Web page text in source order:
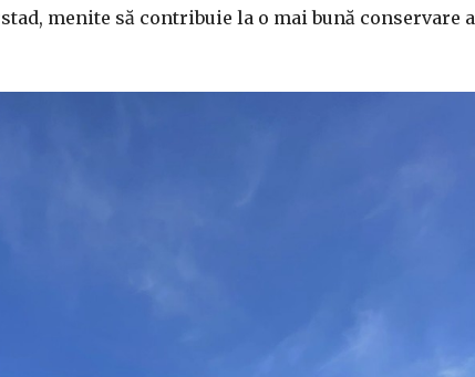
menite să contribuie la o mai bună conservare a